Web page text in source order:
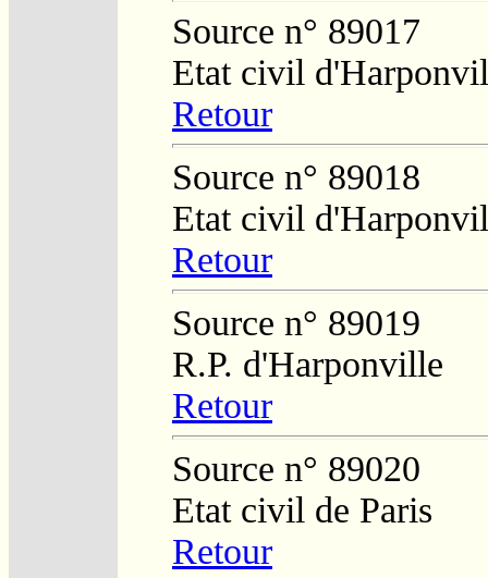
Source n° 89017
Etat civil
Retour
Source n° 89018
Etat civil
Retour
Source n° 89019
R.P. d'Harponville
Retour
Source n° 89020
Etat civil de Paris
Retour